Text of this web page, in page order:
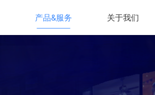
产品&服务 关于我们